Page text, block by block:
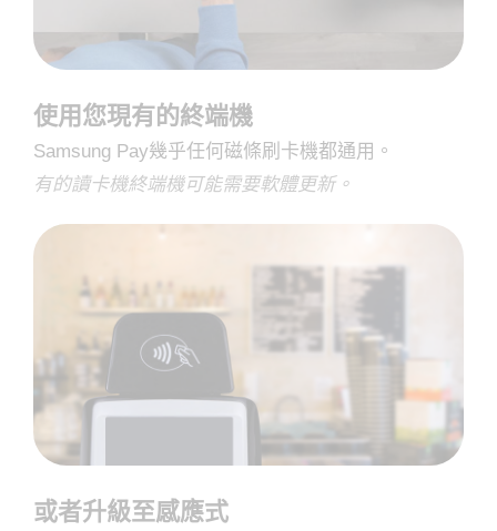
使用您現有的終端機
Samsung Pay幾乎任何磁條刷卡機都通用。
有的讀卡機終端機可能需要軟體更新。
或者升級至感應式